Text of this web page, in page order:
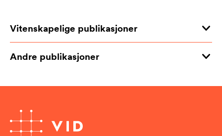
Vitenskapelige publikasjoner
Andre publikasjoner